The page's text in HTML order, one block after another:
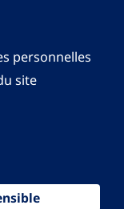
personnelles
site